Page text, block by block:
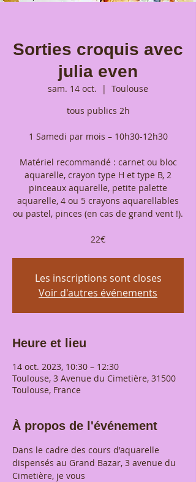
Sorties croquis avec
julia even
sam. 14 oct.
  |
Toulouse
tous publics 2h
1 Samedi par mois – 10h30-12h30
Matériel recommandé : carnet ou bloc
aquarelle, crayon type H et type B, 2
pinceaux aquarelle, petite palette
aquarelle, 4 ou 5 crayons aquarellables
ou pastel, pinces (en cas de grand vent !).
22€
Les inscriptions sont closes
Voir d'autres événements
Heure et lieu
14 oct. 2023, 10:30 – 12:30
Toulouse, 3 Avenue du Cimetière, 31500
Toulouse, France
À propos de l'événement
Dans le cadre des cours d'aquarelle
dispensés au Grand Bazar, 3 avenue du
Cimetière, je vous